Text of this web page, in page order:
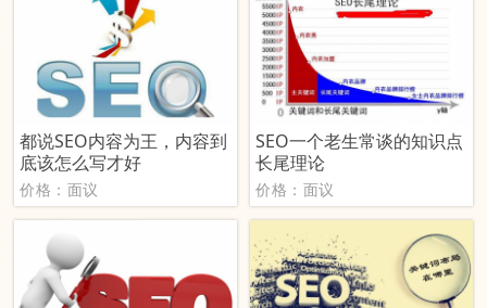
都说SEO内容为王，内容到
底该怎么写才好
价格：面议
SEO一个老生常谈的知识点
长尾理论
价格：面议